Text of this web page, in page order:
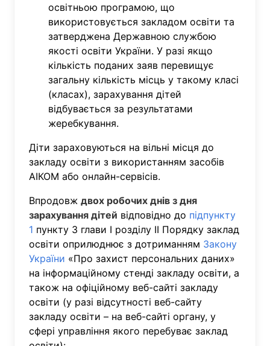
освітньою програмою, що
використовується закладом освіти та
затверджена Державною службою
якості освіти України. У разі якщо
кількість поданих заяв перевищує
загальну кількість місць у такому класі
(класах), зарахування дітей
відбувається за результатами
жеребкування.
Діти зараховуються на вільні місця до
закладу освіти з використанням засобів
АІКОМ або онлайн-сервісів.
Впродовж двох робочих днів з дня
зарахування дітей відповідно до підпункту
1 пункту 3 глави І розділу ІІ Порядку заклад
освіти оприлюднює з дотриманням Закону
України «Про захист персональних даних»
на інформаційному стенді закладу освіти, а
також на офіційному веб-сайті закладу
освіти (у разі відсутності веб-сайту
закладу освіти – на веб-сайті органу, у
сфері управління якого перебуває заклад